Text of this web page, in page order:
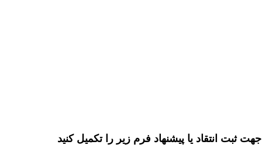
جهت ثبت انتقاد یا پیشنهاد فرم زیر را تکمیل کنید